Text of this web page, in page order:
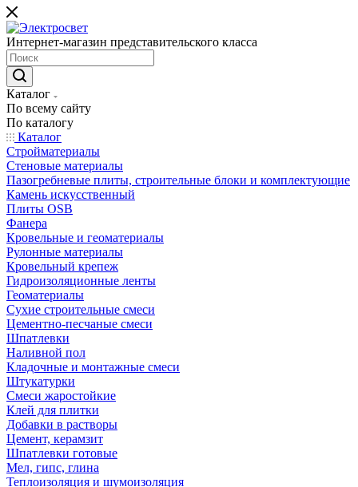
Интернет-магазин представительского класса
Каталог
По всему сайту
По каталогу
Каталог
Стройматериалы
Стеновые материалы
Пазогребневые плиты, строительные блоки и комплектующие
Камень искусственный
Плиты OSB
Фанера
Кровельные и геоматериалы
Рулонные материалы
Кровельный крепеж
Гидроизоляционные ленты
Геоматериалы
Сухие строительные смеси
Цементно-песчаные смеси
Шпатлевки
Наливной пол
Кладочные и монтажные смеси
Штукатурки
Смеси жаростойкие
Клей для плитки
Добавки в растворы
Цемент, керамзит
Шпатлевки готовые
Мел, гипс, глина
Теплоизоляция и шумоизоляция